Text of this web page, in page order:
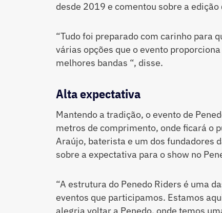
desde 2019 e comentou sobre a edição
“Tudo foi preparado com carinho para
várias opções que o evento
melhores bandas “, disse.
Alta expectativa
Mantendo a tradição, o evento de
metros de comprimento, onde ficará o
Araújo, baterista e um dos fundadores
sobre a expectativa para o show no
“A estrutura do Penedo Riders é uma
eventos que participamos. Estamos
alegria voltar a Penedo, onde temos